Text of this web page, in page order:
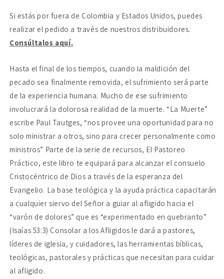
afligidos
afligidos
Si estás por fuera de Colombia y Estados Unidos, puedes
realizar el pedido a través de nuestros distribuidores.
Consúltalos aquí.
Hasta el final de los tiempos, cuando la maldición del
pecado sea finalmente removida, el sufrimiento será parte
de la experiencia humana. Mucho de ese sufrimiento
involucrará la dolorosa realidad de la muerte. “La Muerte”
escribe Paul Tautges, “nos provee una oportunidad para no
solo ministrar a otros, sino para crecer personalmente como
ministros” Parte de la serie de recursos, El Pastoreo
Práctico, este libro te equipará para alcanzar el consuelo
Cristocéntrico de Dios a través de la esperanza del
Evangelio. La base teológica y la ayuda práctica capacitarán
a cualquier siervo del Señor a guiar al afligido hacia el
“varón de dolores” que es “experimentado en quebranto”
(Isaías 53:3) Consolar a los Afligidos le dará a pastores,
líderes de iglesia, y cuidadores, las herramientas bíblicas,
teológicas, pastorales y prácticas que necesitan para cuidar
al afligido.